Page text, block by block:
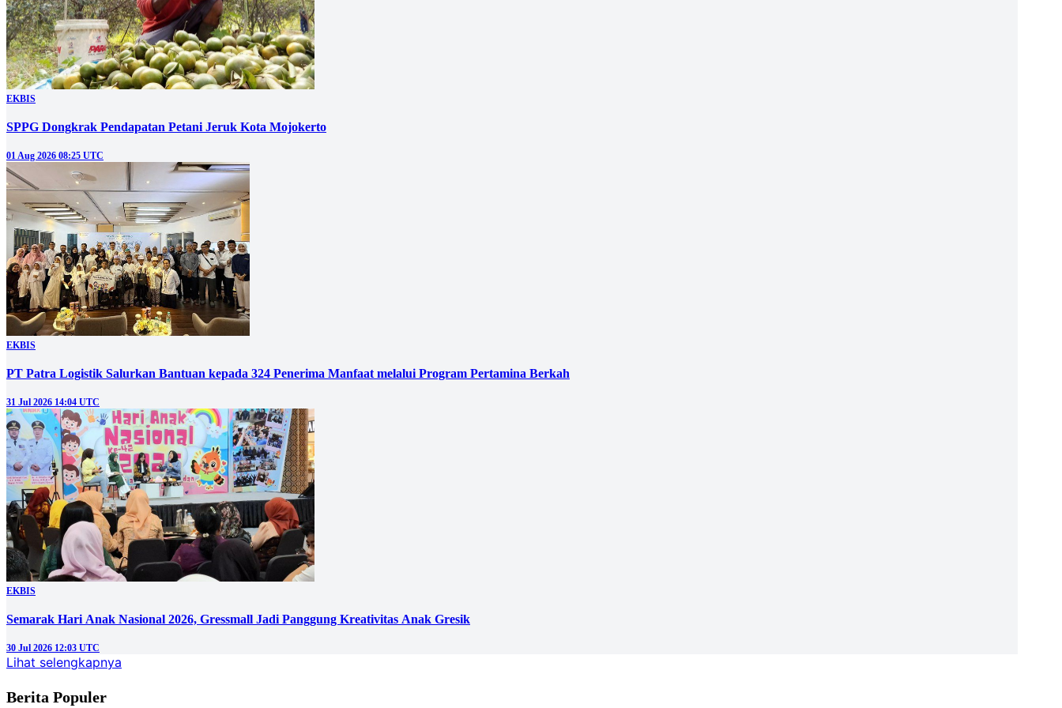
EKBIS
SPPG Dongkrak Pendapatan Petani Jeruk Kota Mojokerto
01 Aug 2026 08:25 UTC
EKBIS
PT Patra Logistik Salurkan Bantuan kepada 324 Penerima Manfaat melalui Program Pertamina Berkah
31 Jul 2026 14:04 UTC
EKBIS
Semarak Hari Anak Nasional 2026, Gressmall Jadi Panggung Kreativitas Anak Gresik
30 Jul 2026 12:03 UTC
Lihat selengkapnya
Berita Populer